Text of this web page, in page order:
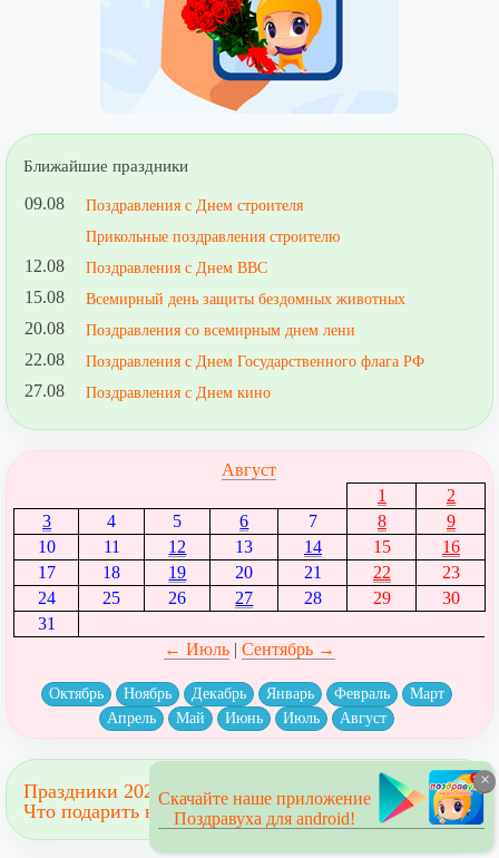
Ближайшие праздники
09.08
Поздравления с Днем строителя
Прикольные поздравления строителю
12.08 Поздравления с Днем ВВС
15.08 Всемирный день защиты бездомных животных
20.08 Поздравления со всемирным днем лени
22.08 Поздравления с Днем Государственного флага РФ
27.08 Поздравления с Днем кино
Август
1
2
3
4 5 6 7 8
9
10
11 12 13 14 15
16
17
18 19 20 21 22
23
24
25 26 27 28 29
30
31
← Июль| Сентябрь →
Октябрь Ноябрь Декабрь Январь Февраль
Март
Апрель
Май Июнь Июль Август
Праздники 2023
Что подарить на праздник?
×
Скачайте наше приложение
Поздравуха для android!